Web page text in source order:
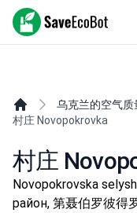
SaveEcoBot
乌克兰的空气质
村庄 Novopokrovka
村庄
Novopokrovska
район, 第聂伯罗彼得